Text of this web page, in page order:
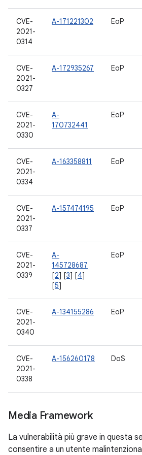
CVE-
2021-
0314
A-171221302 EoP
CVE-
2021-
0327
A-172935267 EoP
CVE-
2021-
0330
A-
170732441
EoP
CVE-
2021-
0334
A-163358811 EoP
CVE-
2021-
0337
A-157474195 EoP
CVE-
2021-
0339
A-
145728687
[2] [3] [4]
[5]
EoP
CVE-
2021-
0340
A-134155286 EoP
CVE-
2021-
0338
A-156260178 DoS
Media Framework
La vulnerabilità più grave in questa
consentire a un utente